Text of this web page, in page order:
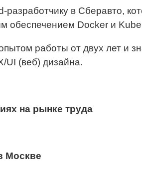
в Сберавто,
обеспечением Docker и
работы от двух лет и
UI (веб) дизайна.
на рынке труда
Москве